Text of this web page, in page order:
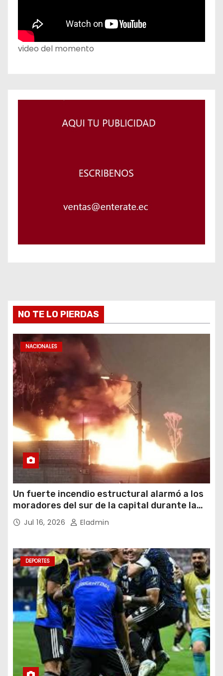
video del momento
NO TE LO PIERDAS
NACIONALES
Un fuerte incendio estructural alarmó a los
moradores del sur de la capital durante la
noche del miércoles 15 de julio de 2026
Jul 16, 2026 Eladmin
DEPORTES